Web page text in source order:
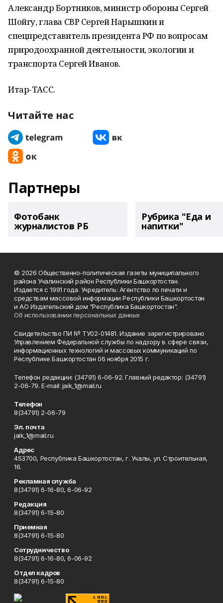
Александр Бортников, министр обороны Сергей
Шойгу, глава СВР Сергей Нарышкин и
спецпредставитель президента РФ по вопросам
природоохранной деятельности, экологии и
транспорта Сергей Иванов.
Итар-ТАСС.
Читайте нас
Партнеры
Фотобанк
журналистов РБ
Рубрика "Еда и
напитки"
© 2026 Общественно-политическая газеты муниципального
района Учалинский район Республики Башкортостан.
Издается с 1991 года. Учредитель: Агентство по печати и
средствам массовой информации Республики Башкортостан
и АО Издательский дом "Республика Башкортостан".
Об использовании персональных данных
Свидетельство ПИ № ТУ02-01481. Издание зарегистрировано
Управлением Федеральной службы по надзору в сфере связи,
информационных технологий и массовых коммуникаций по
Республике Башкортостан 06 ноября 2015 г.
Телефон редакции: (34791) 6-06-92. Главный редактор: (34791)
2-06-79. Е-mаil: jaik_1@mail.ru
Телефон
8(34791) 2-06-79
Эл. почта
jaik_1@mail.ru
Адрес
453700, Республика Башкортостан, г. Учалы, ул. Строительная,
16.
Рекламная служба
8(34791) 6-16-80, 6-06-92
Редакция
8(34791) 6-15-80
Приемная
8(34791) 6-15-80
Сотрудничество
8(34791) 6-16-80, 6-06-92
Отдел кадров
8(34791) 6-15-80